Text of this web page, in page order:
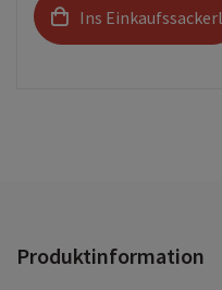
Ins Einkaufssackerl
Produktinformation